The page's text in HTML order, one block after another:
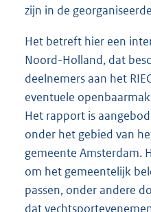
zijn in de
Het betreft hier een
Noord-Holland, dat
deelnemers aan het
eventuele
Het rapport is
onder het gebied van
gemeente Amsterdam.
om het gemeentelijk
passen, onder andere
dat